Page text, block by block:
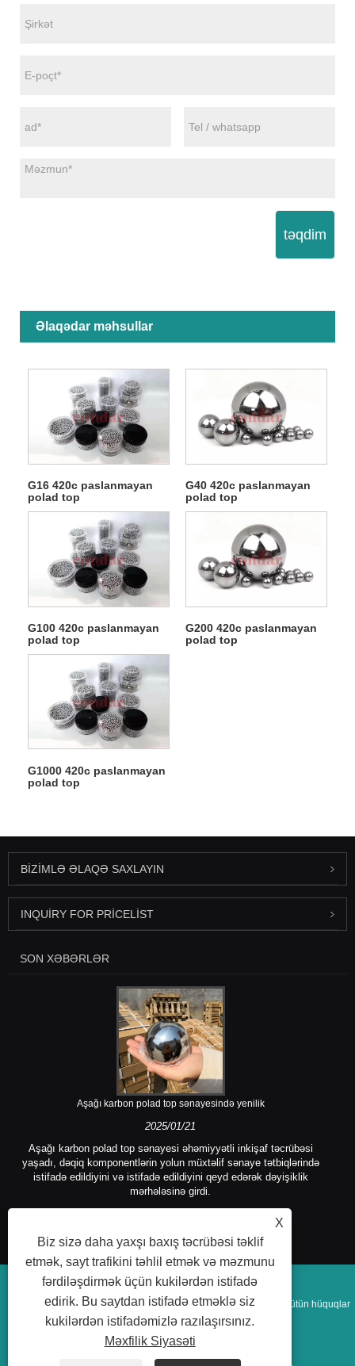
təqdim
Əlaqədar məhsullar
G16 420c paslanmayan
polad top
G40 420c paslanmayan
polad top
G100 420c paslanmayan
polad top
G200 420c paslanmayan
polad top
G1000 420c paslanmayan
polad top
BIZIMLƏ ƏLAQƏ SAXLAYIN
INQUIRY FOR PRICELIST
SON XƏBƏRLƏR
Aşağı karbon polad top sənayesində yenilik
2025/01/21
Aşağı karbon polad top sənayesi əhəmiyyətli inkişaf təcrübəsi
yaşadı, dəqiq komponentlərin yolun müxtəlif sənaye tətbiqlərində
istifadə edildiyini və istifadə edildiyini qeyd edərək dəyişiklik
mərhələsinə girdi.
Müəllif hüquqları © 2025 Yuncheng Kangda Steel Ball Co, Ltd Bütün hüquqlar
X
Biz sizə daha yaxşı baxış təcrübəsi təklif
etmək, sayt trafikini təhlil etmək və məzmunu
fərdiləşdirmək üçün kukilərdən istifadə
edirik. Bu saytdan istifadə etməklə siz
kukilərdən istifadəmizlə razılaşırsınız.
Məxfilik Siyasəti